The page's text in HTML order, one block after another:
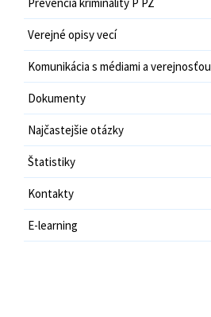
Verejné opisy vecí
Komunikácia s médiami a verejnosťou
Dokumenty
Najčastejšie otázky
Štatistiky
Kontakty
E-learning